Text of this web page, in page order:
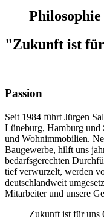
Philosophie
"Zukunft ist
Passion
Seit 1984 führt Jürgen
Lüneburg, Hamburg und
und Wohnimmobilien.
Baugewerbe, hilft uns
bedarfsgerechten
tief verwurzelt, werden
deutschlandweit
Mitarbeiter und unsere
Zukunft ist für uns